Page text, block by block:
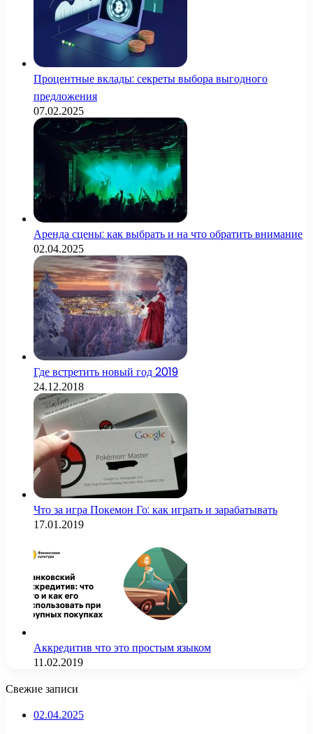
Процентные вклады: секреты выбора выгодного
предложения
07.02.2025
Аренда сцены: как выбрать и на что обратить внимание
02.04.2025
Где встретить новый год 2019
24.12.2018
Что за игра Покемон Го: как играть и зарабатывать
17.01.2019
Аккредитив что это простым языком
11.02.2019
Свежие записи
02.04.2025